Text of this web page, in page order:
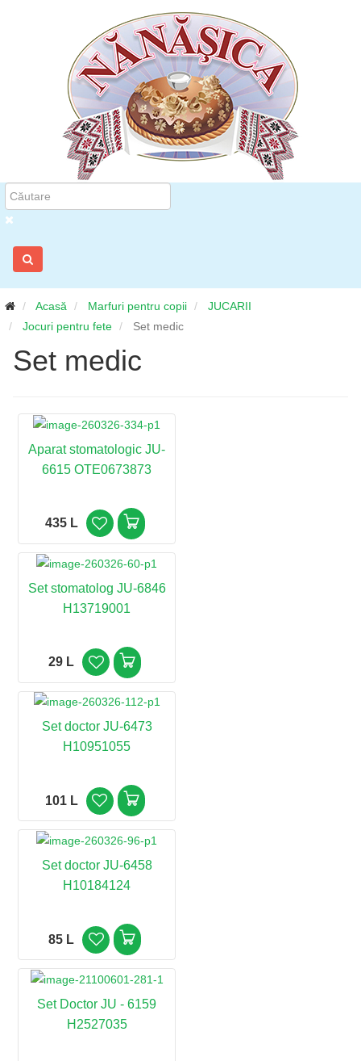
Acasă Marfuri pentru copii
JUCARII
Jocuri pentru fete
Set medic
Set medic
Aparat stomatologic JU-
6615 OTE0673873
435 L
Set stomatolog JU-6846
H13719001
29 L
Set doctor JU-6473
H10951055
101 L
Set doctor JU-6458
H10184124
85 L
Set Doctor JU - 6159
H2527035